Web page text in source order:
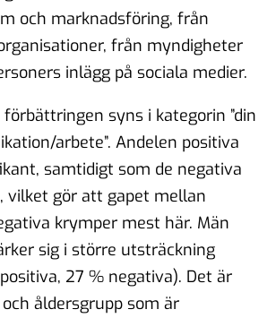
och marknadsföring, från
från myndigheter
inlägg på sociala medier.
syns i kategorin ”din
arbete”. Andelen positiva
samtidigt som de negativa
vilket gör att gapet mellan
krymper mest här. Män
sig i större utsträckning
27 % negativa). Det är
åldersgrupp som är